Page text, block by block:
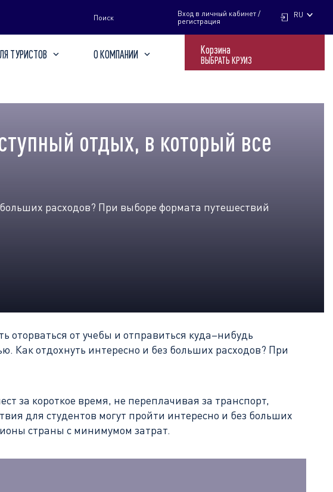
Поиск
Вход в личный кабинет /
регистрация
RU
ТУРИСТОВ О КОМПАНИИ Корзина
ВЫБРАТЬ КРУИЗ
отдых, в который все
расходов? При выборе формата путешествий
оторваться от учебы и отправиться куда–нибудь
Как отдохнуть интересно и без больших расходов? При
за короткое время, не переплачивая за транспорт,
для студентов могут пройти интересно и без больших
страны с минимумом затрат.